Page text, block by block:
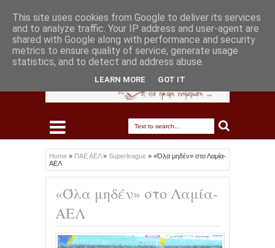
Home » ΠΑΕ ΑΕΛ» Superleague » «Όλα μηδέν» στο Λαμία-
ΑΕΛ
«Όλα μηδέν» στο Λαμία-
ΑΕΛ
This site uses cookies from Google to deliver its services
and to analyze traffic. Your IP address and user-agent are
shared with Google along with performance and security
metrics to ensure quality of service, generate usage
statistics, and to detect and address abuse.
LEARN MORE GOT IT